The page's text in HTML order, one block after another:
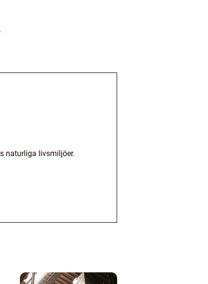
naturliga livsmiljöer.